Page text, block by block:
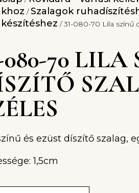
/Szalagok
/ 31-080-70 Lila színű
080-70 LILA
és ezüst díszítő szalag,
1,5cm